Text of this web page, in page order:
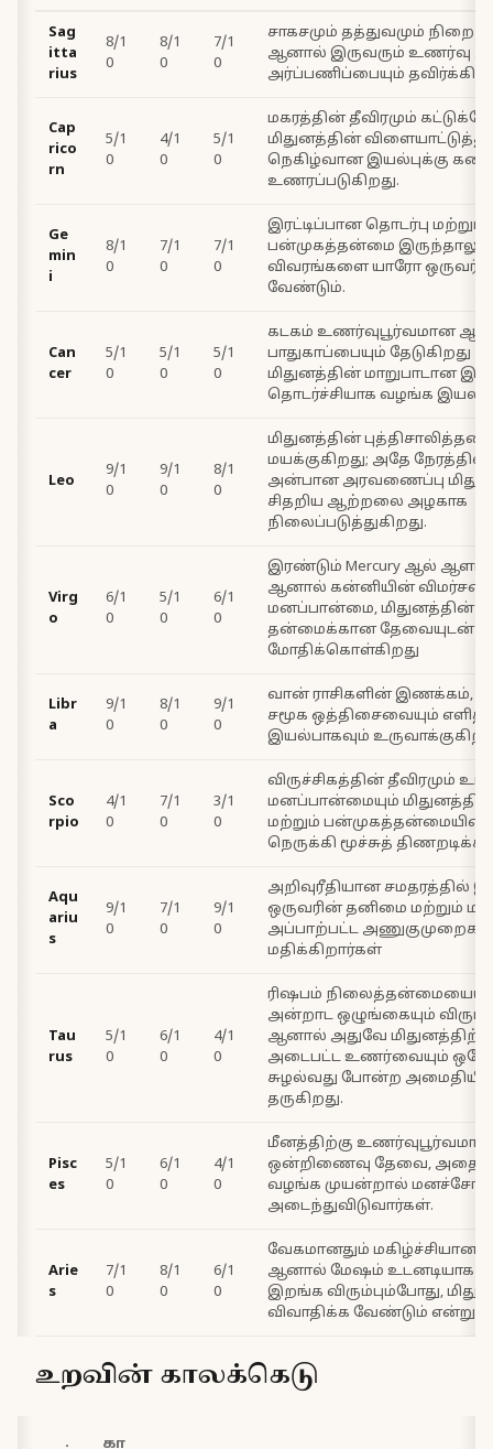
Sag
itta
rius
8/1
0
8/1
0
7/1
0
சாகசமும் தத்துவமும்
ஆனால் இருவரும் உணர்வு
அர்ப்பணிப்பையும்
Cap
rico
rn
5/1
0
4/1
0
5/1
0
மகரத்தின் தீவிரமும்
மிதுனத்தின்
நெகிழ்வான இயல்புக்கு
உணரப்படுகிறது.
Ge
min
i
8/1
0
7/1
0
7/1
0
இரட்டிப்பான தொடர்பு மற்றும்
பன்முகத்தன்மை
விவரங்களை யாரோ ஒருவர்
வேண்டும்.
Can
cer
5/1
0
5/1
0
5/1
0
கடகம் உணர்வுபூர்வமான
பாதுகாப்பையும்
மிதுனத்தின் மாறுபாடான
தொடர்ச்சியாக வழங்க
Leo
9/1
0
9/1
0
8/1
0
மிதுனத்தின்
மயக்குகிறது; அதே நேரத்தில்
அன்பான அரவணைப்பு
சிதறிய ஆற்றலை அழகாக
நிலைப்படுத்துகிறது.
Virg
o
6/1
0
5/1
0
6/1
0
இரண்டும் Mercury ஆல்
ஆனால் கன்னியின் விமர்சன
மனப்பான்மை, மிதுனத்தின்
தன்மைக்கான தேவையுடன்
மோதிக்கொள்கிறது
Libr
a
9/1
0
8/1
0
9/1
0
வான் ராசிகளின் இணக்கம்,
சமூக ஒத்திசைவையும்
இயல்பாகவும்
Sco
rpio
4/1
0
7/1
0
3/1
0
விருச்சிகத்தின் தீவிரமும்
மனப்பான்மையும் மிதுனத்தின்
மற்றும்
நெருக்கி மூச்சுத்
Aqu
ariu
s
9/1
0
7/1
0
9/1
0
அறிவுரீதியான சமதரத்தில்
ஒருவரின் தனிமை மற்றும்
அப்பாற்பட்ட
மதிக்கிறார்கள்
Tau
rus
5/1
0
6/1
0
4/1
0
ரிஷபம்
அன்றாட ஒழுங்கையும்
ஆனால் அதுவே
அடைபட்ட உணர்வையும் ஒரே
சுழல்வது போன்ற
தருகிறது.
Pisc
es
5/1
0
6/1
0
4/1
0
மீனத்திற்கு
ஒன்றிணைவு தேவை, அதை
வழங்க முயன்றால்
அடைந்துவிடுவார்கள்.
Arie
s
7/1
0
8/1
0
6/1
0
வேகமானதும்
ஆனால் மேஷம் உடனடியாக
இறங்க விரும்பும்போது,
விவாதிக்க வேண்டும் என்று
உறவின் காலக்கெடு
கா